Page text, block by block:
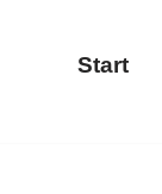
Start